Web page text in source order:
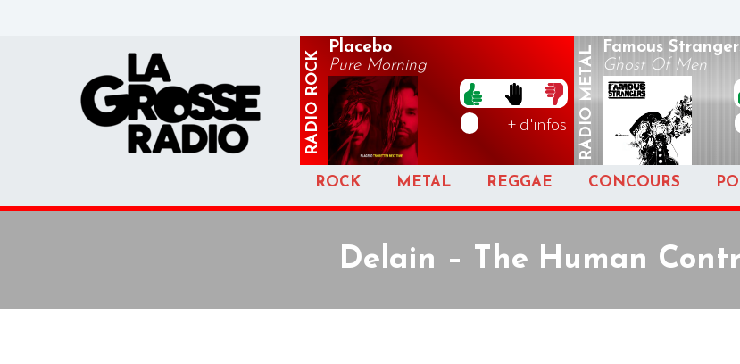
RADIO
ROCK
Placebo
Pure Morning
+ d'infos RADIO
METAL Famous
Ghost Of Men
ROCK METAL REGGAE CONCOURS
Delain – The Human